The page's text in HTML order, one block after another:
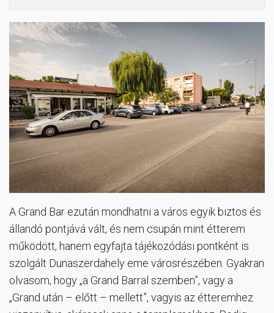
A Grand Bar ezután mondhatni a város egyik biztos és
állandó pontjává vált, és nem csupán mint étterem
működött, hanem egyfajta tájékozódási pontként is
szolgált Dunaszerdahely eme városrészében. Gyakran
olvasom, hogy „a Grand Barral szemben”, vagy a
„Grand után – előtt – mellett”, vagyis az étteremhez